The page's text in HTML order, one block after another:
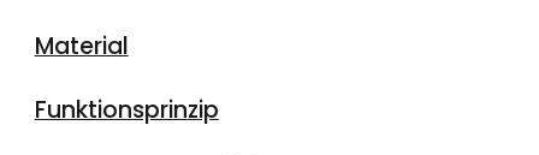
Material
Funktionsprinzip